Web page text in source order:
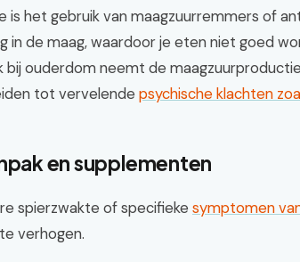
is het gebruik van maagzuurremmers of
in de maag, waardoor je eten niet goed
bij ouderdom neemt de
tot vervelende psychische klachten
en supplementen
spierzwakte of specifieke symptomen
verhogen.